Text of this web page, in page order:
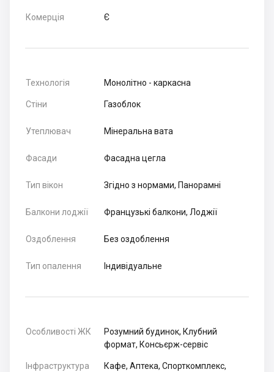
Комерція Є
Технологія Монолітно - каркасна
Стіни Газоблок
Утеплювач Мінеральна вата
Фасади Фасадна цегла
Тип вікон Згідно з нормами, Панорамні
Балкони лоджії Французькі балкони, Лоджії
Оздоблення Без оздоблення
Тип опалення Індивідуальне
Особливості ЖК
Розумний будинок, Клубний
формат, Консьєрж-сервіс
Інфраструктура
Кафе, Аптека, Спорткомплекс,